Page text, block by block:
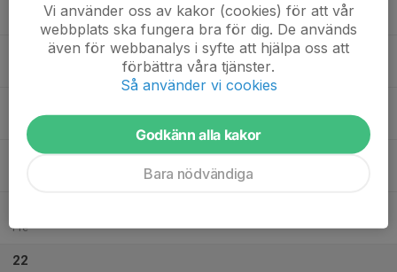
Ons
Fre
22
Vi använder oss av kakor (cookies) för att vår
webbplats ska fungera bra för dig. De används
även för webbanalys i syfte att hjälpa oss att
förbättra våra tjänster.
Så använder vi cookies
Godkänn alla kakor
Bara nödvändiga